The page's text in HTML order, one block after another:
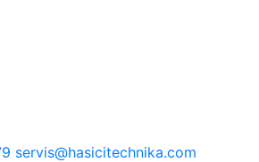
servis@hasicitechnika.com